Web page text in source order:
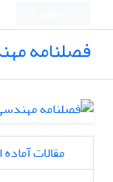
فصلنامه
مقالات